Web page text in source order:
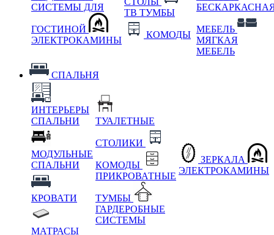
СИСТЕМЫ ДЛЯ
ГОСТИНОЙ
ЭЛЕКТРОКАМИНЫ
ТВ ТУМБЫ
КОМОДЫ
МЕБЕЛЬ
МЯГКАЯ
МЕБЕЛЬ
СПАЛЬНЯ
ИНТЕРЬЕРЫ
СПАЛЬНИ
МОДУЛЬНЫЕ
СПАЛЬНИ
КРОВАТИ
МАТРАСЫ
ТУАЛЕТНЫЕ
СТОЛИКИ
КОМОДЫ
ПРИКРОВАТНЫЕ
ТУМБЫ
ГАРДЕРОБНЫЕ
СИСТЕМЫ
ЗЕРКАЛА
ЭЛЕКТРОКАМИНЫ